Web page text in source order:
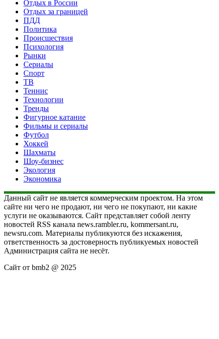
Отдых в России
Отдых за границей
ПДД
Политика
Происшествия
Психология
Рынки
Сериалы
Спорт
ТВ
Теннис
Технологии
Тренды
Фигурное катание
Фильмы и сериалы
Футбол
Хоккей
Шахматы
Шоу-бизнес
Экология
Экономика
Данный сайт не является коммерческим проектом. На этом
сайте ни чего не продают, ни чего не покупают, ни какие
услуги не оказываются. Сайт представляет собой ленту
новостей RSS канала news.rambler.ru, kommersant.ru,
newsru.com. Материалы публикуются без искажения,
ответственность за достоверность публикуемых новостей
Администрация сайта не несёт.
Сайт от bmb2 @ 2025